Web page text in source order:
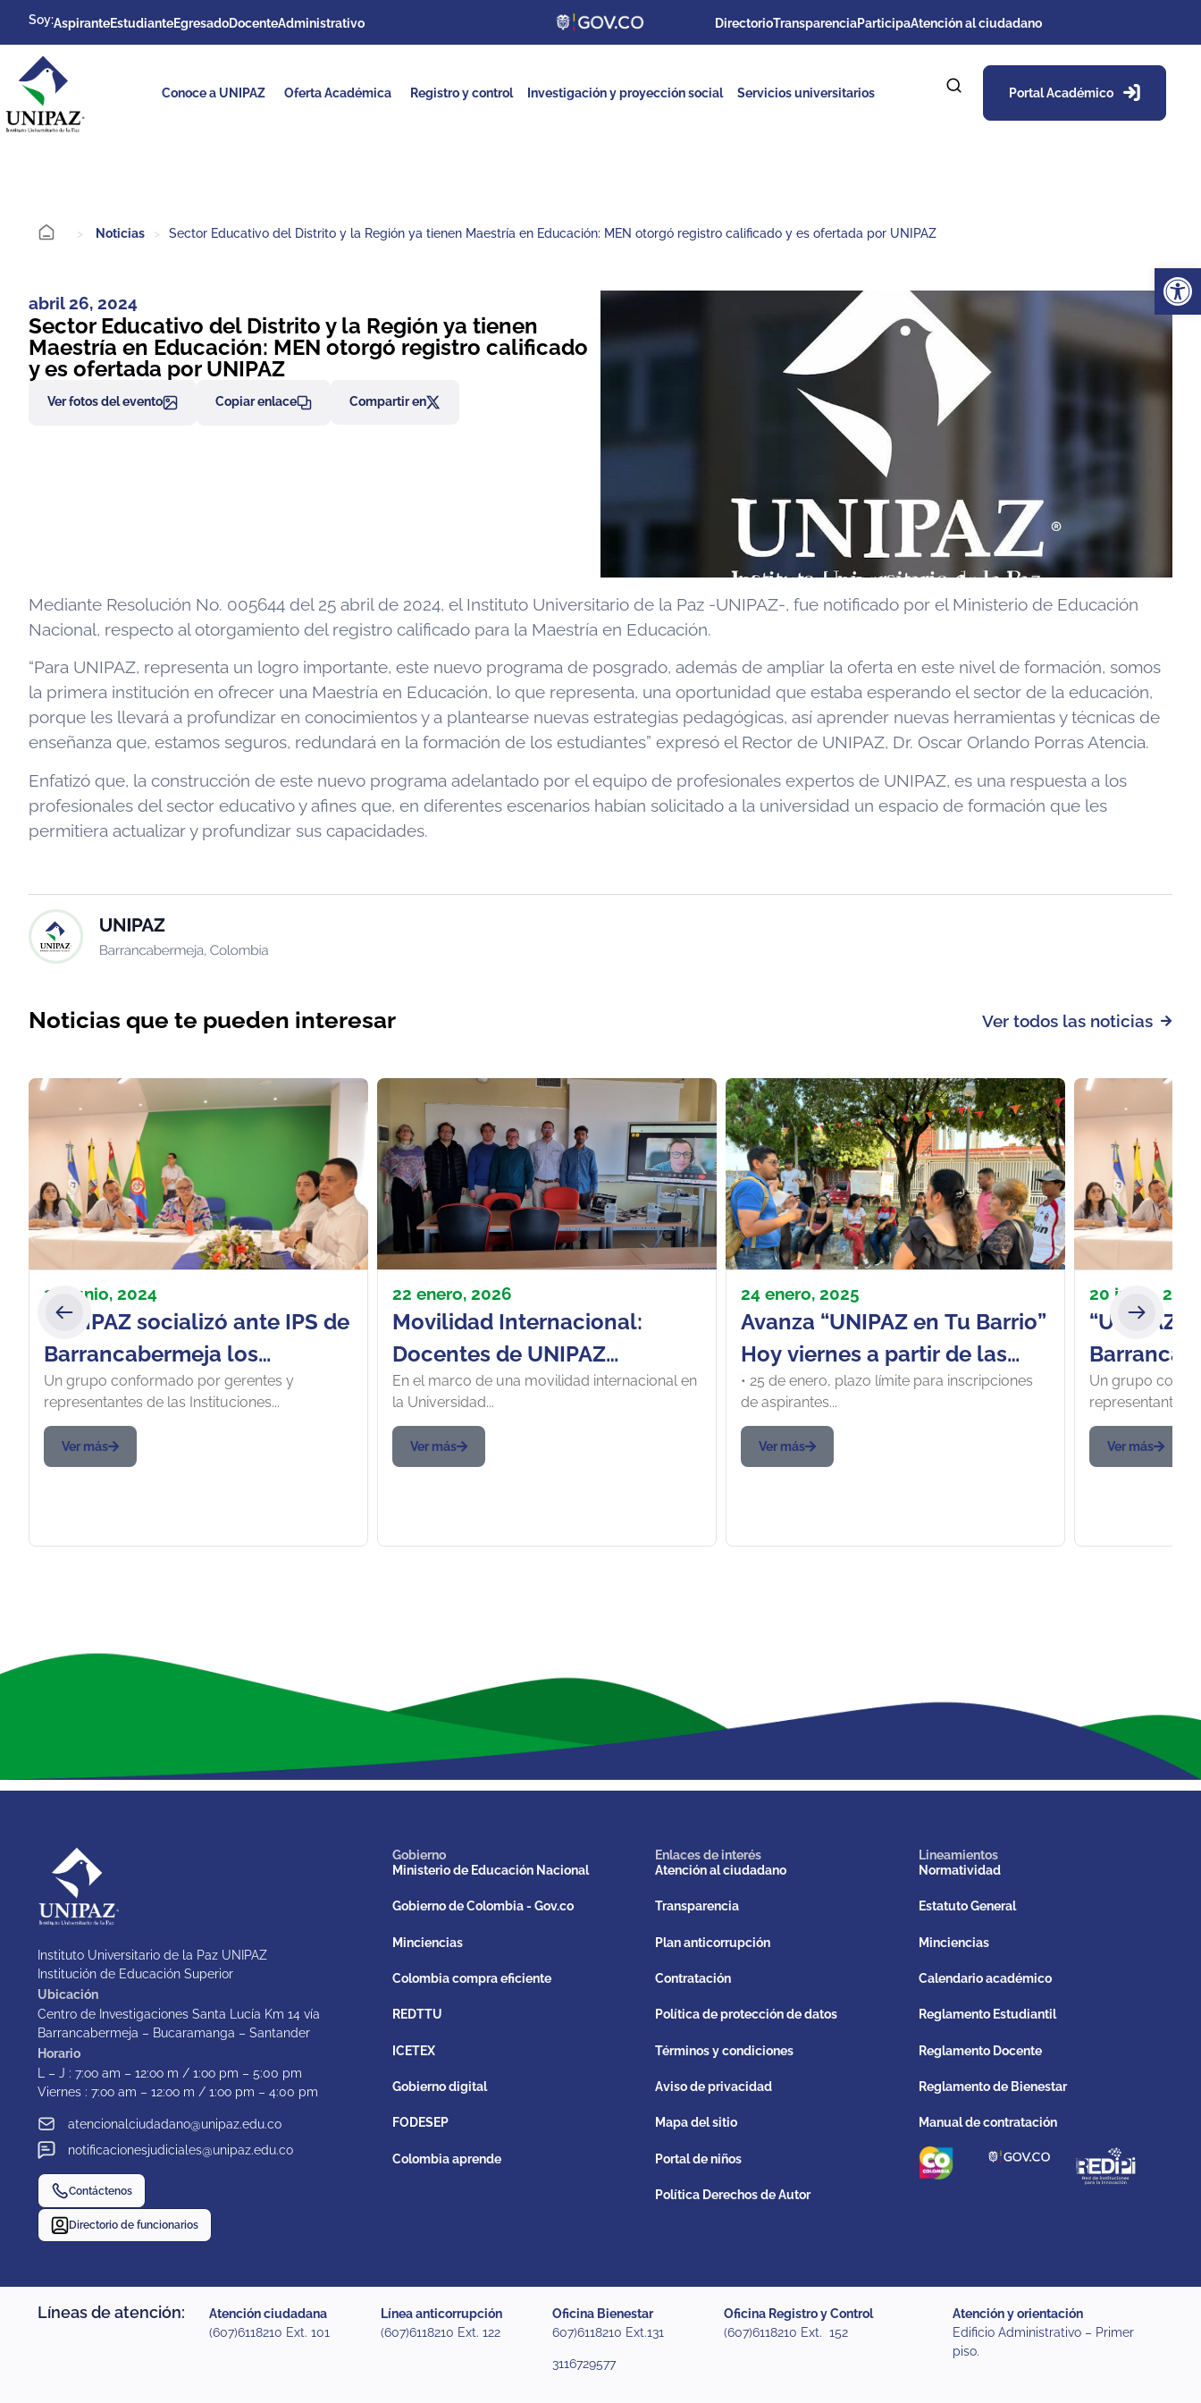
Soy:AspiranteEstudianteEgresadoDocenteAdministrativo DirectorioTransparenciaParticipaAtención al ciudadano
Conoce a UNIPAZ Oferta Académica Registro y control Investigación y proyección social Servicios universitarios Portal Académico
> Noticias > Sector Educativo del Distrito y la Región ya tienen Maestría en Educación: MEN otorgó registro calificado y es ofertada por UNIPAZ
abril 26, 2024
Sector Educativo del Distrito y la Región ya tienen
Maestría en Educación: MEN otorgó registro calificado
y es ofertada por UNIPAZ
Ver fotos del evento Copiar enlace Compartir en
Mediante Resolución No. 005644 del 25 abril de 2024, el Instituto Universitario de la Paz -UNIPAZ-, fue notificado por el Ministerio de Educación
Nacional, respecto al otorgamiento del registro calificado para la Maestría en Educación.
“Para UNIPAZ, representa un logro importante, este nuevo programa de posgrado, además de ampliar la oferta en este nivel de formación, somos
la primera institución en ofrecer una Maestría en Educación, lo que representa, una oportunidad que estaba esperando el sector de la educación,
porque les llevará a profundizar en conocimientos y a plantearse nuevas estrategias pedagógicas, así aprender nuevas herramientas y técnicas de
enseñanza que, estamos seguros, redundará en la formación de los estudiantes” expresó el Rector de UNIPAZ, Dr. Oscar Orlando Porras Atencia.
Enfatizó que, la construcción de este nuevo programa adelantado por el equipo de profesionales expertos de UNIPAZ, es una respuesta a los
profesionales del sector educativo y afines que, en diferentes escenarios habían solicitado a la universidad un espacio de formación que les
permitiera actualizar y profundizar sus capacidades.
Noticias que te pueden interesar Ver todos las noticias
20 junio, 2024
“UNIPAZ socializó ante IPS de
Barrancabermeja los
programas de Medicina y
Enfermería”
Un grupo conformado por gerentes y
representantes de las Instituciones...
Ver más
22 enero, 2026
Movilidad Internacional:
Docentes de UNIPAZ
fortalecen la cooperación
Brescia en Italia
En el marco de una movilidad internacional en
la Universidad...
Ver más
24 enero, 2025
Avanza “UNIPAZ en Tu Barrio”
Hoy viernes a partir de las
2:00 p.m. en El Castillo y
Minas del Paraíso
• 25 de enero, plazo límite para inscripciones
de aspirantes...
Ver más
20 junio,
“UNIPAZ
Un grupo
representantes
Ver más
Instituto Universitario de la Paz UNIPAZ
Institución de Educación Superior
Ubicación
Centro de Investigaciones Santa Lucía Km 14 vía
Barrancabermeja – Bucaramanga – Santander
Horario
L – J : 7:oo am – 12:oo m / 1:oo pm – 5:00 pm
Viernes : 7:oo am – 12:oo m / 1:oo pm – 4:00 pm
atencionalciudadano@unipaz.edu.co
notificacionesjudiciales@unipaz.edu.co
Contáctenos
Directorio de funcionarios
Gobierno
Ministerio de Educación Nacional
Gobierno de Colombia - Gov.co
Minciencias
Colombia compra eficiente
REDTTU
ICETEX
Gobierno digital
FODESEP
Colombia aprende
Enlaces de interés
Atención al ciudadano
Transparencia
Plan anticorrupción
Contratación
Política de protección de datos
Términos y condiciones
Aviso de privacidad
Mapa del sitio
Portal de niños
Política Derechos de Autor
Lineamientos
Normatividad
Estatuto General
Minciencias
Calendario académico
Reglamento Estudiantil
Reglamento Docente
Reglamento de Bienestar
Manual de contratación
Líneas de atención:
Atención ciudadana
(607)6118210 Ext. 101
Línea anticorrupción
(607)6118210 Ext. 122
Oficina Bienestar
607)6118210 Ext.131
3116729577
Oficina Registro y Control
(607)6118210 Ext. 152
Atención y orientación
Edificio Administrativo – Primer
piso.